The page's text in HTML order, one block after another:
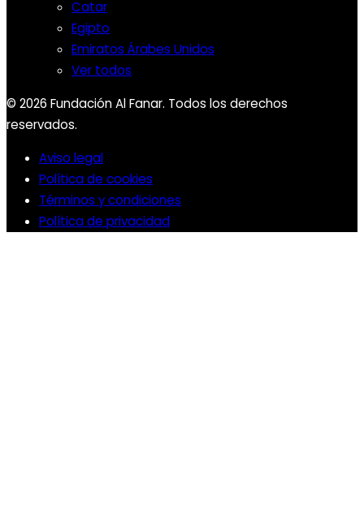
Catar
Egipto
Emiratos Árabes Unidos
Ver todos
© 2026 Fundación Al Fanar. Todos los derechos
reservados.
Aviso legal
Política de cookies
Términos y condiciones
Política de privacidad